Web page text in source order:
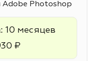
Adobe Photoshop
10 месяцев
₽